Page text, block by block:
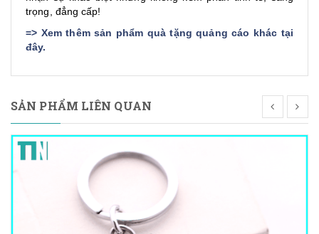
trọng, đẳng cấp!
=> Xem thêm sản phẩm quà tặng quảng cáo khác tại
đây.
SẢN PHẨM LIÊN QUAN